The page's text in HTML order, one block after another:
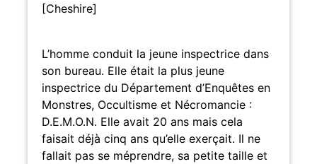
[Cheshire]
L’homme conduit la jeune inspectrice dans
son bureau. Elle était la plus jeune
inspectrice du Département d’Enquêtes en
Monstres, Occultisme et Nécromancie :
D.E.M.O.N. Elle avait 20 ans mais cela
faisait déjà cinq ans qu’elle exerçait. Il ne
fallait pas se méprendre, sa petite taille et